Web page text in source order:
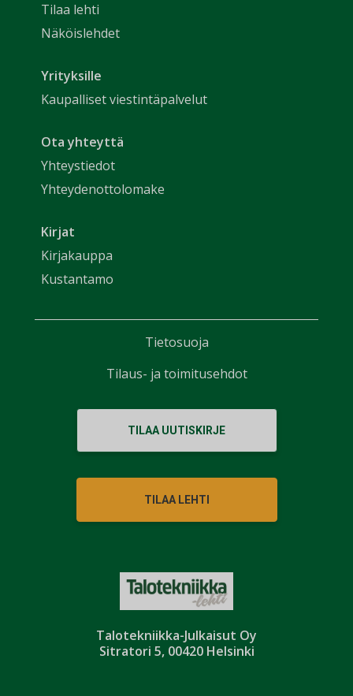
Talotekniikka-Julkaisut Oy
Sitratori 5, 00420 Helsinki
Tilaa lehti
Näköislehdet
Yrityksille
Kaupalliset viestintäpalvelut
Ota yhteyttä
Yhteystiedot
Yhteydenottolomake
Kirjat
Kirjakauppa
Kustantamo
TILAA UUTISKIRJE
TILAA LEHTI
Tietosuoja
Tilaus- ja toimitusehdot